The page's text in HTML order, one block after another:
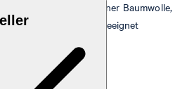
Qualität aus 100% reiner Baumwolle,
und trocknergeeignet